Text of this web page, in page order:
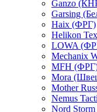
Ganzo
Garsing
Haix (ФРГ)
Helikon
LOWA
Mechanix
MFH
Mora
Mother
Nemus
Nord Storm